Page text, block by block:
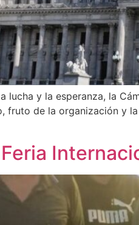
lucha y la esperanza, la
fruto de la organización y